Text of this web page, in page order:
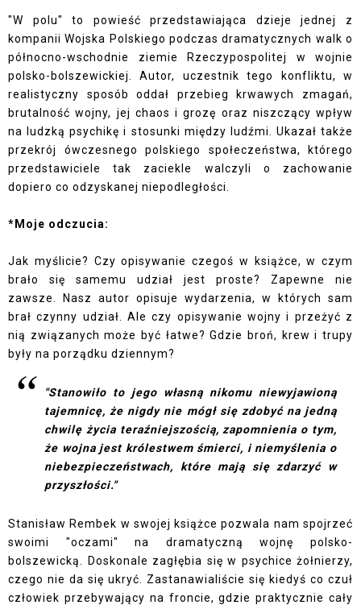
"W polu" to powieść przedstawiająca dzieje jednej z
kompanii Wojska Polskiego podczas dramatycznych walk o
północno-wschodnie ziemie Rzeczypospolitej w wojnie
polsko-bolszewickiej. Autor, uczestnik tego konfliktu, w
realistyczny sposób oddał przebieg krwawych zmagań,
brutalność wojny, jej chaos i grozę oraz niszczący wpływ
na ludzką psychikę i stosunki między ludźmi. Ukazał także
przekrój ówczesnego polskiego społeczeństwa, którego
przedstawiciele tak zaciekle walczyli o zachowanie
dopiero co odzyskanej niepodległości.
*Moje odczucia:
Jak myślicie? Czy opisywanie czegoś w książce, w czym
brało się samemu udział jest proste? Zapewne nie
zawsze. Nasz autor opisuje wydarzenia, w których sam
brał czynny udział. Ale czy opisywanie wojny i przeżyć z
nią związanych może być łatwe? Gdzie broń, krew i trupy
były na porządku dziennym?
"Stanowiło to jego własną nikomu niewyjawioną
tajemnicę, że nigdy nie mógł się zdobyć na jedną
chwilę życia teraźniejszością, zapomnienia o tym,
że wojna jest królestwem śmierci, i niemyślenia o
niebezpieczeństwach, które mają się zdarzyć w
przyszłości."
Stanisław Rembek w swojej książce pozwala nam spojrzeć
swoimi "oczami" na dramatyczną wojnę polsko-
bolszewicką. Doskonale zagłębia się w psychice żołnierzy,
czego nie da się ukryć. Zastanawialiście się kiedyś co czuł
człowiek przebywający na froncie, gdzie praktycznie cały